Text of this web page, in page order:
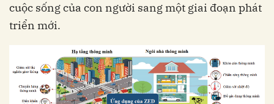
cuộc sống của con người sang một giai đoạn phát
triển mới.